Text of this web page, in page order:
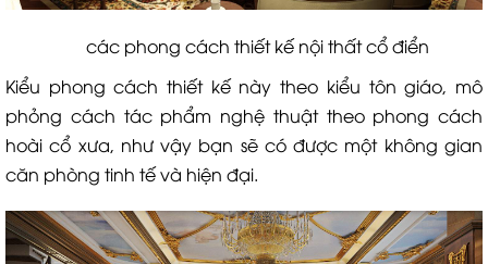
các phong cách thiết kế nội thất cổ điển
Kiểu phong cách thiết kế này theo kiểu tôn giáo, mô
phỏng cách tác phẩm nghệ thuật theo phong cách
hoài cổ xưa, như vậy bạn sẽ có được một không gian
căn phòng tinh tế và hiện đại.